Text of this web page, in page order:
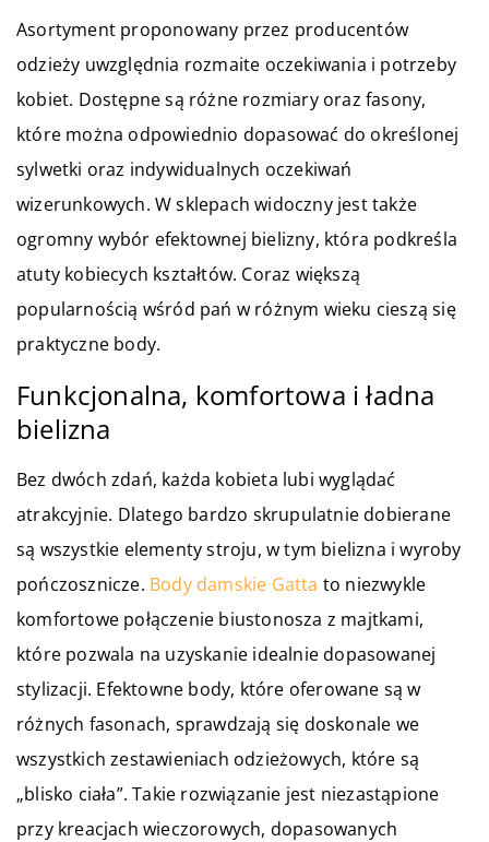
Asortyment proponowany przez producentów
odzieży uwzględnia rozmaite oczekiwania i potrzeby
kobiet. Dostępne są różne rozmiary oraz fasony,
które można odpowiednio dopasować do określonej
sylwetki oraz indywidualnych oczekiwań
wizerunkowych. W sklepach widoczny jest także
ogromny wybór efektownej bielizny, która podkreśla
atuty kobiecych kształtów. Coraz większą
popularnością wśród pań w różnym wieku cieszą się
praktyczne body.
Funkcjonalna, komfortowa i ładna
bielizna
Bez dwóch zdań, każda kobieta lubi wyglądać
atrakcyjnie. Dlatego bardzo skrupulatnie dobierane
są wszystkie elementy stroju, w tym bielizna i wyroby
pończosznicze. Body damskie Gatta to niezwykle
komfortowe połączenie biustonosza z majtkami,
które pozwala na uzyskanie idealnie dopasowanej
stylizacji. Efektowne body, które oferowane są w
różnych fasonach, sprawdzają się doskonale we
wszystkich zestawieniach odzieżowych, które są
„blisko ciała”. Takie rozwiązanie jest niezastąpione
przy kreacjach wieczorowych, dopasowanych